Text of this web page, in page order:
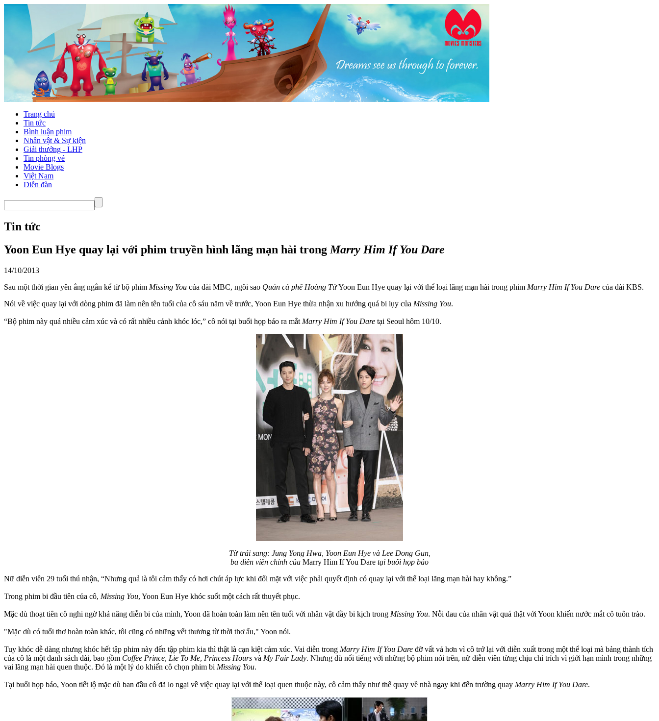
Trang chủ
Tin tức
Bình luận phim
Nhân vật & Sự kiện
Giải thưởng - LHP
Tin phòng vé
Movie Blogs
Việt Nam
Diễn đàn
Tin tức
Yoon Eun Hye quay lại với phim truyền hình lãng mạn hài trong Marry Him If You Dare
14/10/2013
Sau một thời gian yên ắng ngắn kể từ bộ phim Missing You của đài MBC, ngôi sao Quán cà phê Hoàng TửYoon Eun Hye quay lại với thể loại lãng mạn hài trong phim Marry Him If You Dare của đài KBS.
Nói về việc quay lại với dòng phim đã làm nên tên tuổi của cô sáu năm về trước, Yoon Eun Hye thừa nhận xu hướng quá bi lụy của Missing You.
“Bộ phim này quá nhiều cảm xúc và có rất nhiều cảnh khóc lóc,” cô nói tại buổi họp báo ra mắt Marry Him If You Dare tại Seoul hôm 10/10.
Từ trái sang: Jung Yong Hwa, Yoon Eun Hye và Lee Dong Gun,
ba diễn viên chính của Marry Him If You Dare tại buổi họp báo
Nữ diễn viên 29 tuổi thú nhận, “Nhưng quả là tôi cảm thấy có hơi chút áp lực khi đối mặt với việc phải quyết định có quay lại với thể loại lãng mạn hài hay không.”
Trong phim bi đầu tiên của cô, Missing You, Yoon Eun Hye khóc suốt một cách rất thuyết phục.
Mặc dù thoạt tiên cô nghi ngờ khả năng diễn bi của mình, Yoon đã hoàn toàn làm nên tên tuổi với nhân vật đầy bi kịch trong Missing You. Nỗi đau của nhân vật quá thật với Yoon khiến nước mắt cô tuôn trào.
"Mặc dù có tuổi thơ hoàn toàn khác, tôi cũng có những vết thương từ thời thơ ấu," Yoon nói.
Tuy khóc dễ dàng nhưng khóc hết tập phim này đến tập phim kia thì thật là cạn kiệt cảm xúc. Vai diễn trong Marry Him If You Dare đỡ vất vả hơn vì cô trở lại với diễn xuất trong một thể loại mà bảng thành tích
của cô là một danh sách dài, bao gồm Coffee Prince, Lie To Me, Princess Hours và My Fair Lady. Nhưng dù nổi tiếng với những bộ phim nói trên, nữ diễn viên từng chịu chỉ trích vì giới hạn mình trong những
vai lãng mạn hài quen thuộc. Đó là một lý do khiến cô chọn phim bi Missing You.
Tại buổi họp báo, Yoon tiết lộ mặc dù ban đầu cô đã lo ngại về việc quay lại với thể loại quen thuộc này, cô cảm thấy như thể quay về nhà ngay khi đến trường quay Marry Him If You Dare.